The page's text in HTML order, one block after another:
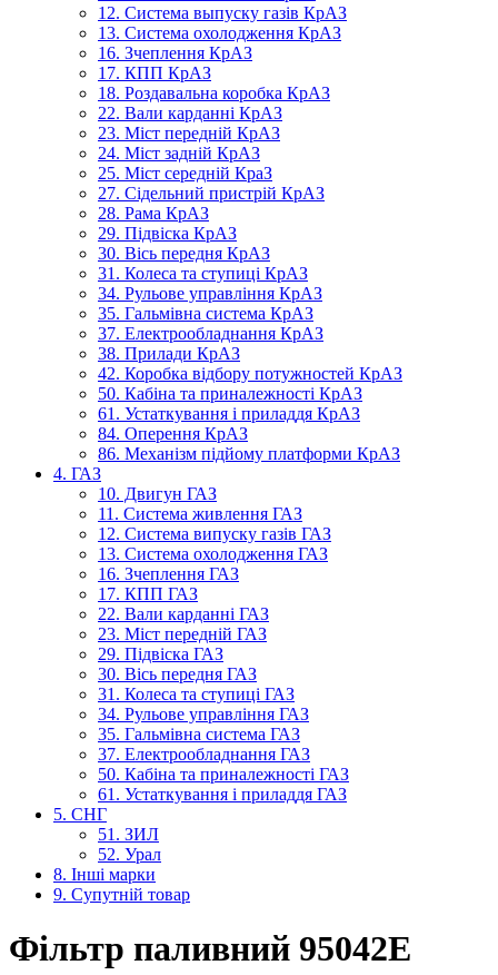
12. Система выпуску газів КрАЗ
13. Система охолодження КрАЗ
16. Зчеплення КрАЗ
17. КПП КрАЗ
18. Роздавальна коробка КрАЗ
22. Вали карданні КрАЗ
23. Міст передній КрАЗ
24. Міст задній КрАЗ
25. Міст середній КраЗ
27. Сідельний пристрій КрАЗ
28. Рама КрАЗ
29. Підвіска КрАЗ
30. Вісь передня КрАЗ
31. Колеса та ступиці КрАЗ
34. Рульове управління КрАЗ
35. Гальмівна система КрАЗ
37. Електрообладнання КрАЗ
38. Прилади КрАЗ
42. Коробка відбору потужностей КрАЗ
50. Кабіна та приналежності КрАЗ
61. Устаткування і приладдя КрАЗ
84. Оперення КрАЗ
86. Механізм підйому платформи КрАЗ
4. ГАЗ
10. Двигун ГАЗ
11. Система живлення ГАЗ
12. Система випуску газів ГАЗ
13. Система охолодження ГАЗ
16. Зчеплення ГАЗ
17. КПП ГАЗ
22. Вали карданні ГАЗ
23. Міст передній ГАЗ
29. Підвіска ГАЗ
30. Вісь передня ГАЗ
31. Колеса та ступиці ГАЗ
34. Рульове управління ГАЗ
35. Гальмівна система ГАЗ
37. Електрообладнання ГАЗ
50. Кабіна та приналежності ГАЗ
61. Устаткування і приладдя ГАЗ
5. СНГ
51. ЗИЛ
52. Урал
8. Інші марки
9. Супутній товар
Фільтр паливний 95042Е